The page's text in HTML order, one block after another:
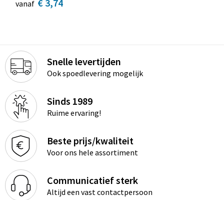
vanaf € 3,74
Snelle levertijden
Ook spoedlevering mogelijk
Sinds 1989
Ruime ervaring!
Beste prijs/kwaliteit
Voor ons hele assortiment
Communicatief sterk
Altijd een vast contactpersoon